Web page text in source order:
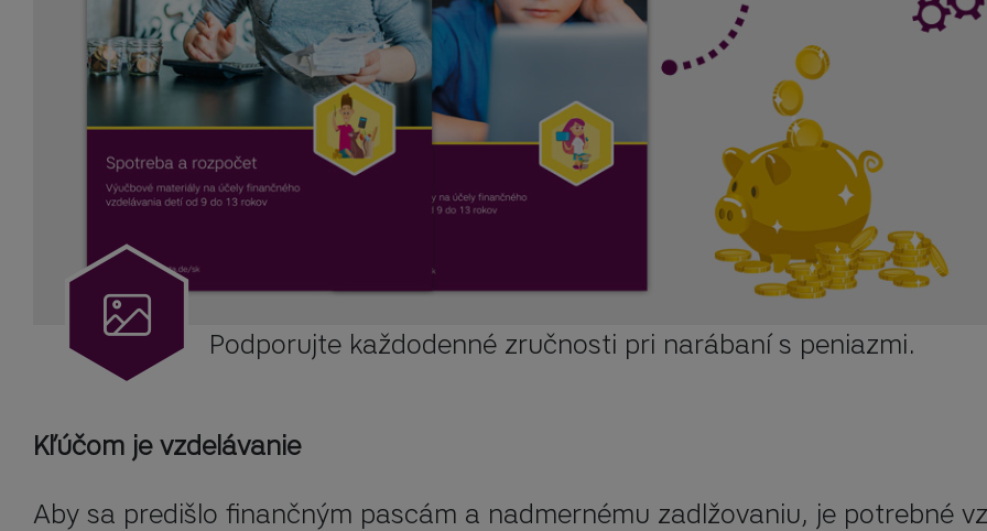
Podporujte každodenné zručnosti pri narábaní s peniazmi.
Kľúčom je vzdelávanie
Aby sa predišlo finančným pascám a nadmernému zadlžovaniu, je potrebné